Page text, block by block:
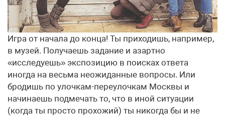
Игра от начала до конца! Ты приходишь, например,
в музей. Получаешь задание и азартно
«исследуешь» экспозицию в поисках ответа
иногда на весьма неожиданные вопросы. Или
бродишь по улочкам-переулочкам Москвы и
начинаешь подмечать то, что в иной ситуации
(когда ты просто прохожий) ты никогда бы и не